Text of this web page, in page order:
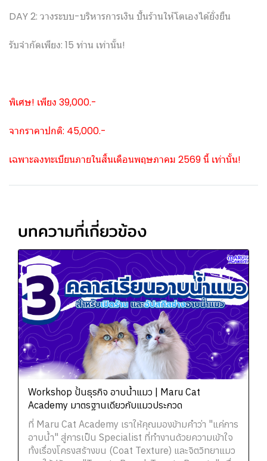
DAY 2: วางระบบ-บริหารการเงิน ปั้นร้านให้โตเองได้ยั่งยืน
รับจำกัดเพียง: 15 ท่าน เท่านั้น!
พิเศษ! เพียง 39,000.-
จากราคาปกติ: 45,000.-
เฉพาะลงทะเบียนภายในสิ้นเดือนพฤษภาคม 2569 นี้ เท่านั้น!
บทความที่เกี่ยวข้อง
Workshop ปั้นธุรกิจ อาบน้ำแมว | Maru Cat
Academy มาตรฐานเดียวกับแมวประกวด
ที่ Maru Cat Academy เราให้คุณมองข้ามคำว่า "แค่การ
อาบน้ำ" สู่การเป็น Specialist ที่ทำงานด้วยความเข้าใจ
ทั้งเรื่องโครงสร้างขน (Coat Texture) และจิตวิทยาแมว